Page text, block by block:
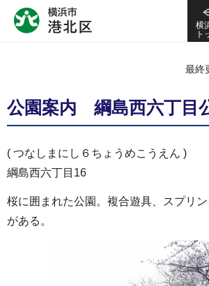
横
ト
最終
公園案内 綱島西六丁目
( つなしまにし６ちょうめこうえん )
綱島西六丁目16
桜に囲まれた公園。複合遊具、スプリ
がある。